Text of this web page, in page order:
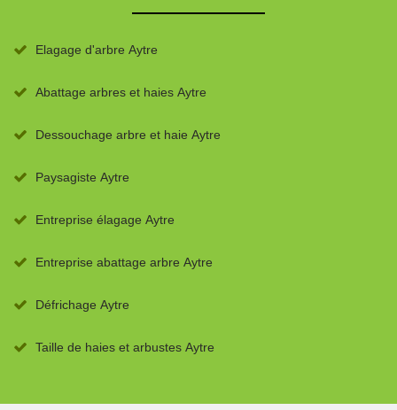
Elagage d'arbre Aytre
Abattage arbres et haies Aytre
Dessouchage arbre et haie Aytre
Paysagiste Aytre
Entreprise élagage Aytre
Entreprise abattage arbre Aytre
Défrichage Aytre
Taille de haies et arbustes Aytre